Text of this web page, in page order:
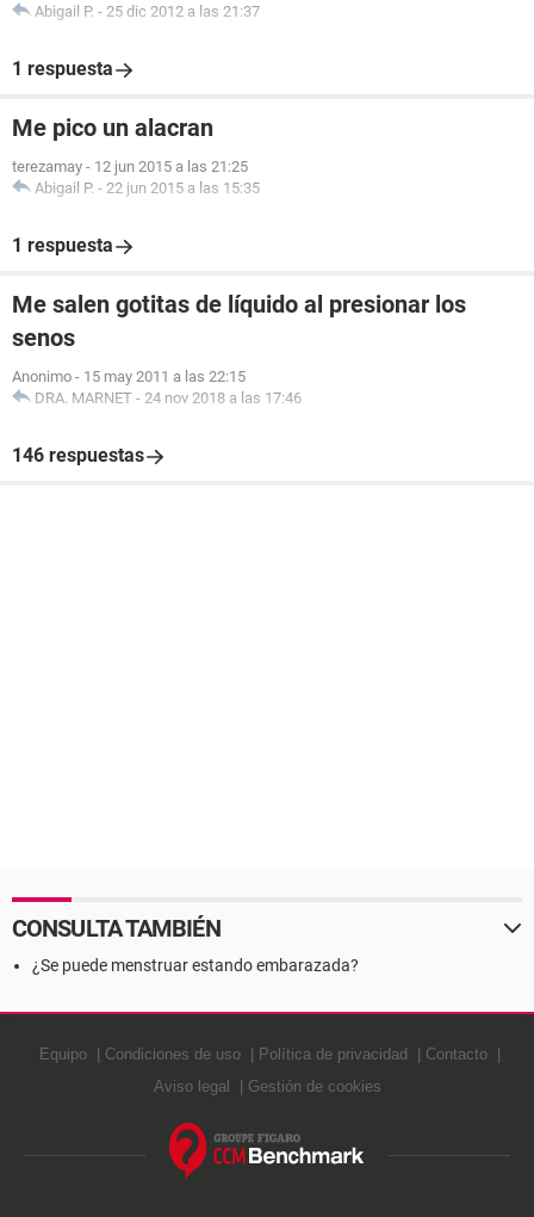
Abigail P. - 25 dic 2012 a las 21:37
1 respuesta
Me pico un alacran
terezamay - 12 jun 2015 a las 21:25
Abigail P. - 22 jun 2015 a las 15:35
1 respuesta
Me salen gotitas de líquido al presionar los
senos
Anonimo - 15 may 2011 a las 22:15
DRA. MARNET - 24 nov 2018 a las 17:46
146 respuestas
CONSULTA TAMBIÉN
¿Se puede menstruar estando embarazada?
Equipo Condiciones de uso Política de privacidad
Contacto
Aviso legal
Gestión de cookies